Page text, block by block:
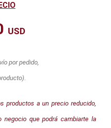
USD
por pedido,
productos a un precio reducido,
que podrá cambiarte la